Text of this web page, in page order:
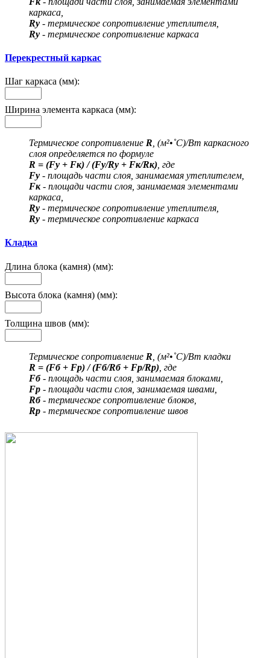
каркаса,
Rу - термическое сопротивление утеплителя,
Rу - термическое сопротивление каркаса
Перекрестный каркас
Шаг каркаса (мм):
Ширина элемента каркаса (мм):
Термическое сопротивление R , (м²•˚С)/Вт каркасного
слоя определяется по формуле
R = (Fу + Fк) / (Fу/Rу + Fк/Rк) , где
Fу - площадь части слоя, занимаемая утеплителем,
Fк- площади части слоя, занимаемая элементами
каркаса,
Rу - термическое сопротивление утеплителя,
Rу - термическое сопротивление каркаса
Кладка
Длина блока (камня) (мм):
Высота блока (камня) (мм):
Толщина швов (мм):
Термическое сопротивление R , (м²•˚С)/Вт кладки
R = (Fб + Fр) / (Fб/Rб + Fр/Rр) , где
Fб- площадь части слоя, занимаемая блоками,
Fр - площади части слоя, занимаемая швами,
Rб- термическое сопротивление блоков,
Rр - термическое сопротивление швов